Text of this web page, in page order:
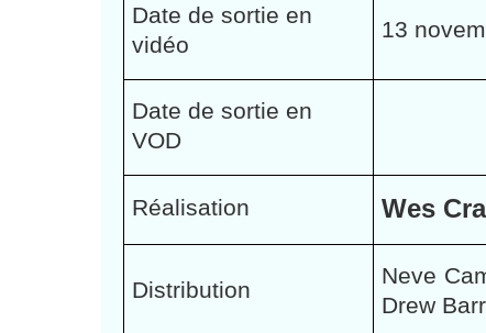
Date de sortie en
vidéo
13
Date de sortie en
VOD
Réalisation Wes
Distribution
Neve
Drew